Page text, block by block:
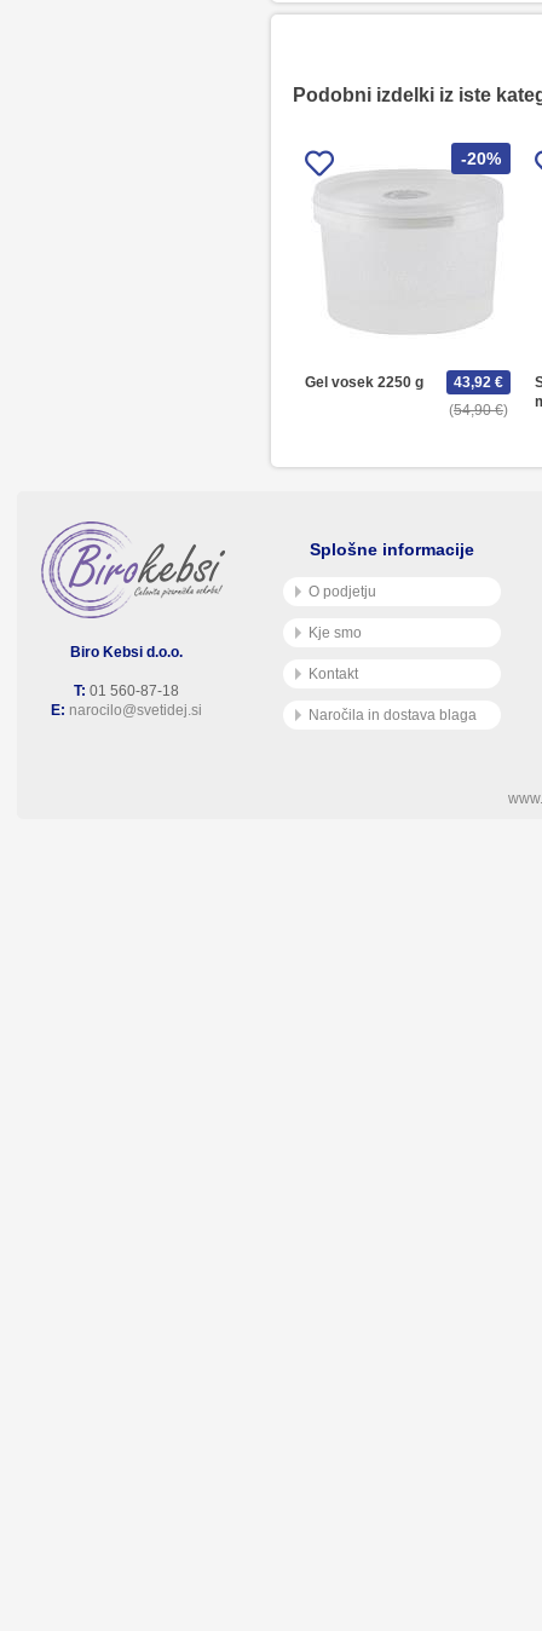
Podobni izdelki iz iste
-20%
Gel vosek 2250 g
54,90 €
43,92 €
Biro Kebsi d.o.o.
T: 01 560-87-18
E: narocilo@svetidej.si
Splošne informacije
O podjetju
Kje smo
Kontakt
Naročila in dostava blaga